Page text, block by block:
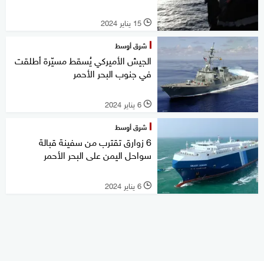
l 15 يناير 2024
شرق أوسط
الجيش الأميركي يُسقط مسيّرة أطلقت
في جنوب البحر الأحمر
l 6 يناير 2024
شرق أوسط
6 زوارق تقترب من سفينة قبالة
سواحل اليمن على البحر الأحمر
l 6 يناير 2024